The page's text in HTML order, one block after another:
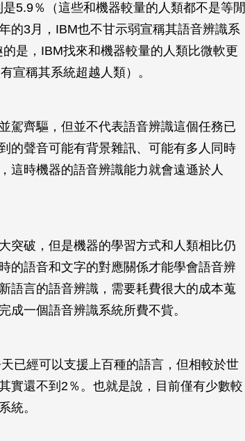
5.9％（這些和機器較量的人類都不是等閒
的3月，IBM也不甘示弱宣稱其語音辨識系
是，IBM找來和機器較量的人類比微軟更
宣稱其系統超越人類）。
駕齊驅，但並不代表語音辨識這個任務已
的聲音可能有背景雜訊、可能有多人同時
這時機器的語音辨識能力就會遠遜於人
突破，但是機器的學習方式和人類相比仍
的語音和文字的對應關係才能學會語音辨
語言的語音辨識，需要耗費很大的成本蒐
成一個語音辨識系統所費不貲。
已經可以支援上百種的語言，但相較於世
實還不到2％。也就是說，目前僅有少數較
統。